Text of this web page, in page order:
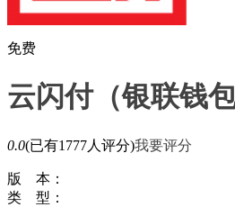
免费
云闪付（银联钱
0.0(已有1777人评分)我要评分
版 本：
类 型：